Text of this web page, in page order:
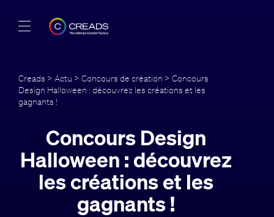
Offres
Guide
Blog
Creads > Actu > Concours de création > Concours
Design Halloween : découvrez les créations et les
gagnants !
Concours Design
Halloween : découvrez
les créations et les
gagnants !